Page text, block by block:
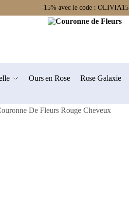
-15% avec le code : OLIVIA15
Ours en Rose Rose Galaxie
De Fleurs Rouge Cheveux